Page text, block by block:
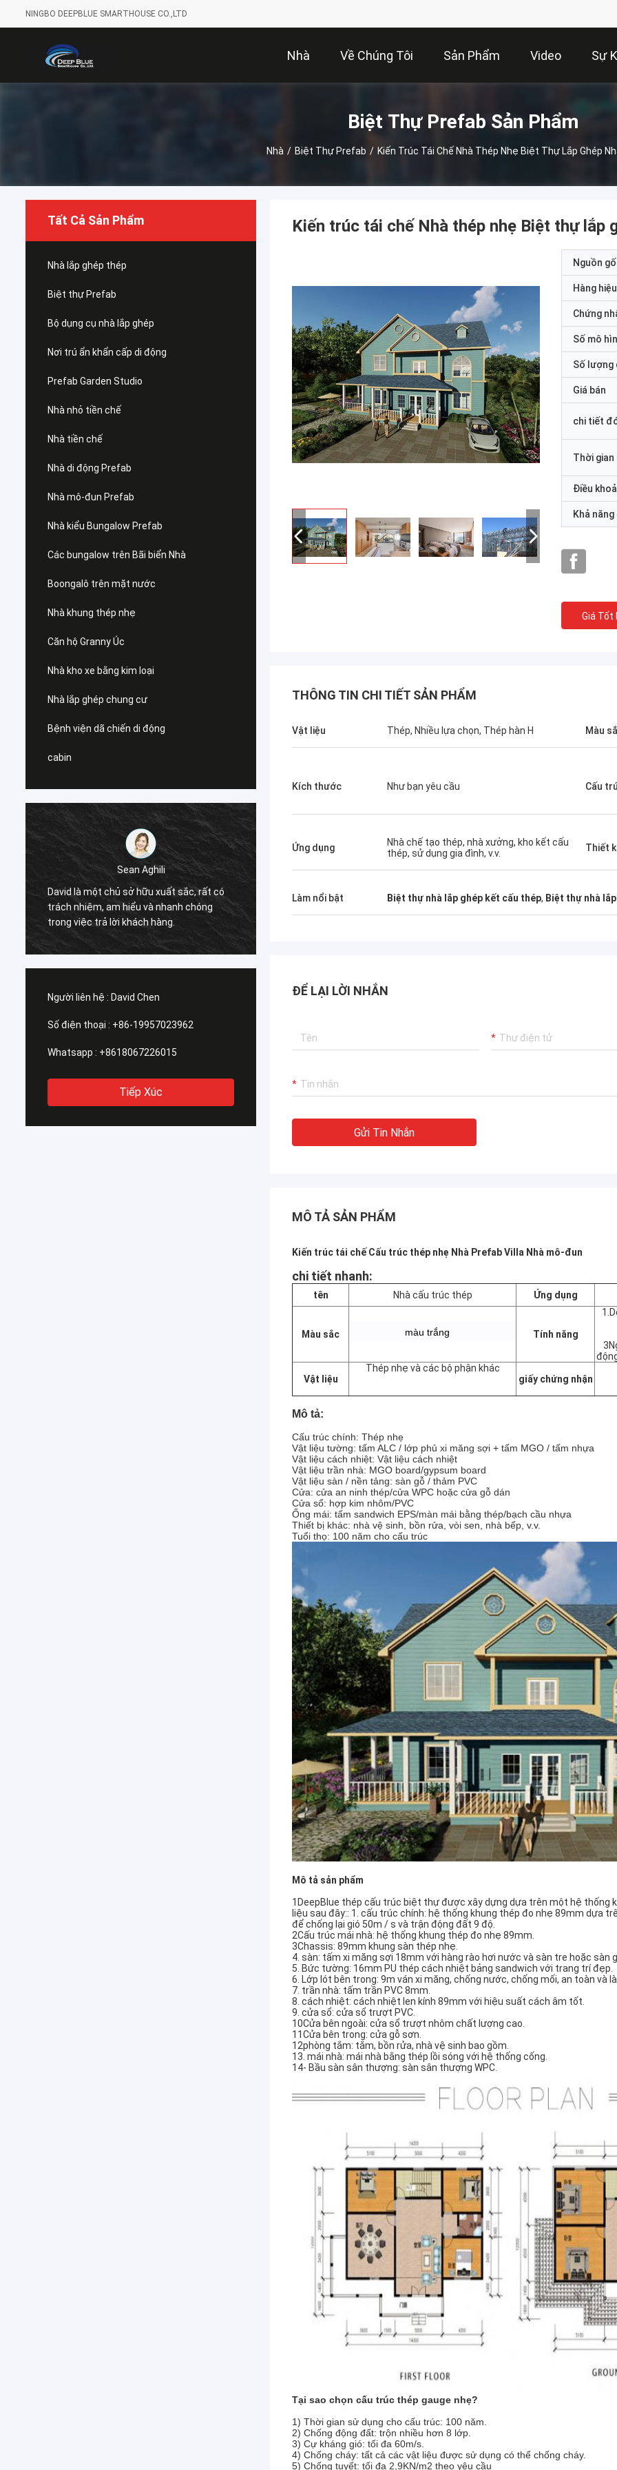
NINGBO DEEPBLUE SMARTHOUSE CO.,LTD
Nhà Về Chúng Tôi Sản Phẩm Video Sự
Biệt Thự Prefab Sản Phẩm
Nhà / Biệt Thự Prefab / Kiến Trúc Tái Chế Nhà Thép Nhẹ Biệt Thự Lắp Ghép
Tất Cả Sản Phẩm
Nhà lắp ghép thép
Biệt thự Prefab
Bộ dụng cụ nhà lắp ghép
Nơi trú ẩn khẩn cấp di động
Prefab Garden Studio
Nhà nhỏ tiền chế
Nhà tiền chế
Nhà di động Prefab
Nhà mô-đun Prefab
Nhà kiểu Bungalow Prefab
Các bungalow trên Bãi biển Nhà
Boongalô trên mặt nước
Nhà khung thép nhẹ
Căn hộ Granny Úc
Nhà kho xe bằng kim loại
Nhà lắp ghép chung cư
Bệnh viện dã chiến di động
cabin
Sean Aghili
David là một chủ sở hữu xuất sắc, rất có
trách nhiệm, am hiểu và nhanh chóng
trong việc trả lời khách hàng.
Michael Cairns
Smarthouse cho những người đang tìm
kiếm các giải pháp nhà ở khung thép có
Làm việc nhóm của
túc và có trách nhiệm,
Người liên hệ : David Chen
Số điện thoại : +86-19957023962
Whatsapp : +8618067226015
Tiếp Xúc
Kiến trúc tái chế Nhà thép nhẹ Biệt thự lắp
Nguồn
Hàng hiệu
Chứng
Số mô
Số lượng
Giá bán
chi tiết
Thời gian
Điều
Khả
Giá Tốt
THÔNG TIN CHI TIẾT SẢN PHẨM
Vật liệu Thép, Nhiều lựa chọn, Thép hàn H Màu
Kích thước Như bạn yêu cầu Cấu
Ứng dụng
Nhà chế tạo thép, nhà xưởng, kho kết cấu
thép, sử dụng gia đình, v.v.
Thiết
Làm nổi bật Biệt thự nhà lắp ghép kết cấu thép, Biệt thự nhà
ĐỂ LẠI LỜI NHẮN
Gửi Tin Nhắn
MÔ TẢ SẢN PHẨM
Kiến trúc tái chế Cấu trúc thép nhẹ Nhà Prefab Villa Nhà mô-đun
chi tiết nhanh:
tên Nhà cấu trúc thép Ứng dụng
Màu sắc màu trắng Tính năng
Vật liệu
Thép nhẹ và các bộ phận khác
giấy chứng nhận
Mô tả:
Cấu trúc chính: Thép nhẹ
Vật liệu tường: tấm ALC / lớp phủ xi măng sợi + tấm MGO / tấm nhựa
Vật liệu cách nhiệt: Vật liệu cách nhiệt
Vật liệu trần nhà: MGO board/gypsum board
Vật liệu sàn / nền tảng: sàn gỗ / thảm PVC
Cửa: cửa an ninh thép/cửa WPC hoặc cửa gỗ dán
Cửa sổ: hợp kim nhôm/PVC
Ống mái: tấm sandwich EPS/màn mái bằng thép/bạch cầu nhựa
Thiết bị khác: nhà vệ sinh, bồn rửa, vòi sen, nhà bếp, v.v.
Tuổi thọ: 100 năm cho cấu trúc
Mô tả sản phẩm
1DeepBlue thép cấu trúc biệt thự được xây dựng dựa trên một hệ thống
liệu sau đây:: 1. cấu trúc chính: hệ thống khung thép đo nhẹ 89mm dựa
để chống lại gió 50m / s và trận động đất 9 độ.
2Cấu trúc mái nhà: hệ thống khung thép đo nhẹ 89mm.
3Chassis: 89mm khung sàn thép nhẹ.
4. sàn: tấm xi măng sợi 18mm với hàng rào hơi nước và sàn tre hoặc sàn
5. Bức tường: 16mm PU thép cách nhiệt bảng sandwich với trang trí đẹp.
6. Lớp lót bên trong: 9m ván xi măng, chống nước, chống mối, an toàn và
7. trần nhà: tấm trần PVC 8mm.
8. cách nhiệt: cách nhiệt len kính 89mm với hiệu suất cách âm tốt.
9. cửa sổ: cửa sổ trượt PVC.
10Cửa bên ngoài: cửa sổ trượt nhôm chất lượng cao.
11Cửa bên trong: cửa gỗ sơn.
12phòng tắm: tắm, bồn rửa, nhà vệ sinh bao gồm.
13. mái nhà: mái nhà bằng thép lồi sóng với hệ thống cống.
14- Bầu sàn sân thượng: sàn sân thượng WPC.
Tại sao chọn cấu trúc thép gauge nhẹ?
1) Thời gian sử dụng cho cấu trúc: 100 năm.
2) Chống động đất: trộn nhiều hơn 8 lớp.
3) Cự kháng gió: tối đa 60m/s.
4) Chống cháy: tất cả các vật liệu được sử dụng có thể chống cháy.
5) Chống tuyết: tối đa 2,9KN/m2 theo yêu cầu